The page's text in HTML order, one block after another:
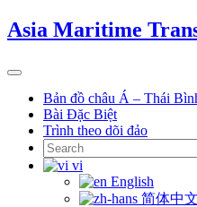
Skip
to
Asia Maritime
Toggle
navigationBản đồ châu Á – Thái
Bài Đặc Biệt
Trình theo dõi đảo
Search
for:
vi
English
简体中文